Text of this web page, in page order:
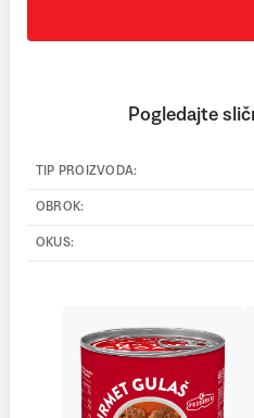
Pogledajte
TIP PROIZVODA:
OBROK:
OKUS: